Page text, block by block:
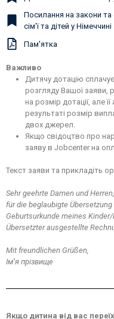
Посилання на закони та
сім'ї та дітей у Німеччині
Пам'ятка
Важливо
Дитячу дотацію
розгляду Вашої заяви,
на розмір дотації, але
результаті розмір
двох джерел.
Якщо свідоцтво про
заяву в Jobcenter на
Текст заяви та прикладіть
Sehr geehrte Damen und
für die beglaubigte
Geburtsurkunde meines
Übersetzter ausgestellte
Mit freundlichen Grüßen,
Ім’я прізвище
Якщо дитина від вас